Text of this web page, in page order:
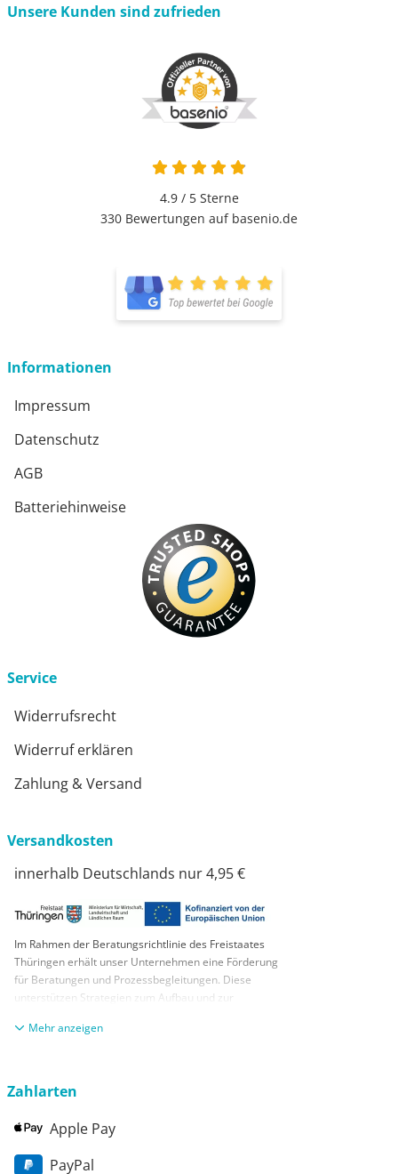
Unsere Kunden sind zufrieden
4.9 von 5
4.9 / 5Sterne
330 Bewertungen auf basenio.de
öffnet in neuem Fenster
Informationen
Impressum
Datenschutz
AGB
Batteriehinweise
Service
Widerrufsrecht
Widerruf erklären
Zahlung & Versand
Versandkosten
innerhalb Deutschlands nur 4,95 €
Im Rahmen der Beratungsrichtlinie des Freistaates
Thüringen erhält unser Unternehmen eine Förderung
für Beratungen und Prozessbegleitungen. Diese
unterstützen Strategien zum Aufbau und zur
KMUs. Die daraus resultierenden Ergebnisse und
aus Mitteln des Europäischen Sozialfonds Plus und
anzeigen
Zahlarten
Apple Pay
PayPal